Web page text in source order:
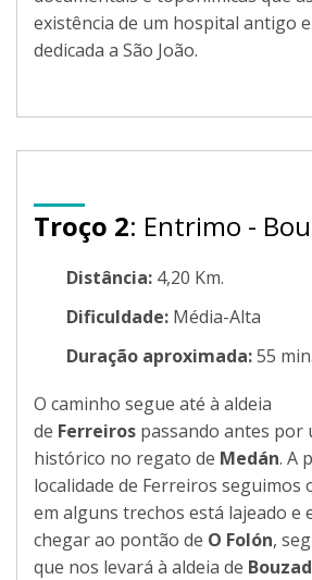
existência de um hospital antigo
dedicada a São João.
Troço 2: Entrimo -
Distância: 4,20 Km.
Dificuldade: Média-Alta
Duração aproximada:55 min.
O caminho segue até à aldeia
de Ferreiros passando antes por
histórico no regato de Medán. A
localidade de Ferreiros seguimos
em alguns trechos está lajeado e
chegar ao pontão de O Folón,
que nos levará à aldeia de